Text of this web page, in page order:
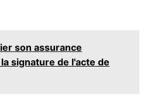
son assurance
signature de l'acte de